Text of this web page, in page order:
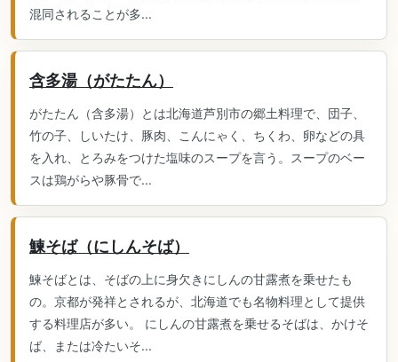
混同されることが多...
含多湯（がたたん）
がたたん（含多湯）とは北海道芦別市の郷土料理で、団子、
竹の子、しいたけ、豚肉、こんにゃく、ちくわ、卵などの具
を入れ、とろみをつけた塩味のスープを言う。スープのベー
スは鶏がらや豚骨で...
鰊そば（にしんそば）
鰊そばとは、そばの上に身欠きにしんの甘露煮を乗せたも
の。京都が発祥とされるが、北海道でも名物料理として提供
する料理店が多い。 にしんの甘露煮を乗せるそばは、かけそ
ば、または冷たいそ...